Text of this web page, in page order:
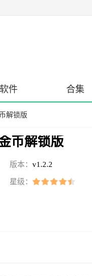
件 合集
解锁版
币解锁版
版本： v1.2.2
星级：